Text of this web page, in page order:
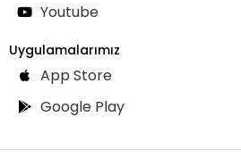
Youtube
Uygulamalarımız
App Store
Google Play